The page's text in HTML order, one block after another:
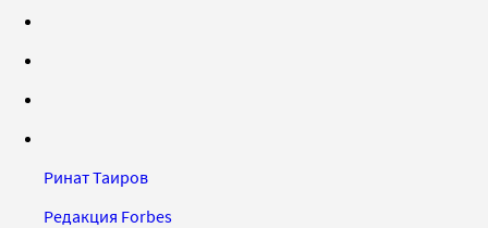
Ринат Таиров
Редакция Forbes